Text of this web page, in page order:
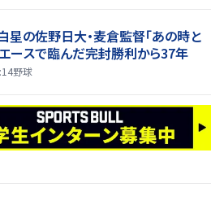
星の佐野日大・麦倉監督「あの時と
エースで臨んだ完封勝利から37年
野球